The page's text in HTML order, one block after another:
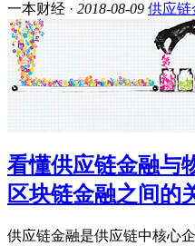
一本财经 · 2018-08-09 供应链
看懂供应链金融与
区块链金融之间的
供应链金融是供应链中核心